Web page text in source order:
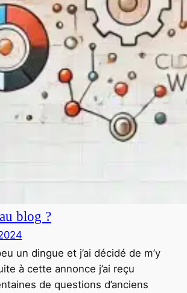
blog ?
un dingue et j’ai décidé de m’y
à cette annonce j’ai reçu
de questions d’anciens